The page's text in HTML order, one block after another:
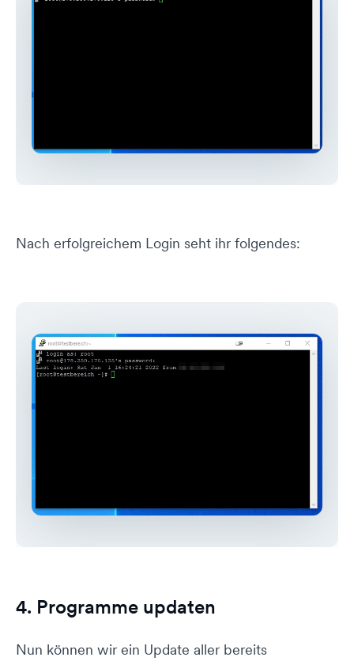
Nach erfolgreichem Login seht ihr folgendes:
4. Programme updaten
Nun können wir ein Update aller bereits